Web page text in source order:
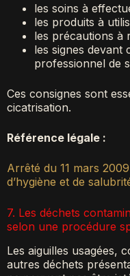
les soins à
les produits à
les précautions à
les signes devant
professionnel de
Ces consignes sont
cicatrisation.
Référence légale :
Arrêté du 11 mars
d’hygiène et de
7. Les déchets
selon une procédure
Les aiguilles usagées,
autres déchets